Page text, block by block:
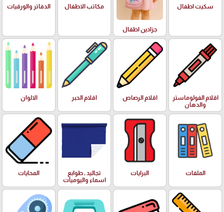
سكيت اطفال
جزادين اطفال
مكاتب الاطفال الدفاتر والورقيات
اقلام الفولوماستر
والدهان
اقلام الرصاص اقلام الحبر الالوان
الملفات البرايات
تجاليد , طوابع
اسماء واليوميات
المحايات